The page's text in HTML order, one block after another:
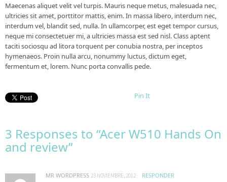
Maecenas aliquet velit vel turpis. Mauris neque metus, malesuada nec,
ultricies sit amet, porttitor mattis, enim. In massa libero, interdum nec,
interdum vel, blandit sed, nulla. In ullamcorper, est eget tempor cursus,
neque mi consectetuer mi, a ultricies massa est sed nisl. Class aptent
taciti sociosqu ad litora torquent per conubia nostra, per inceptos
hymenaeos. Proin nulla arcu, nonummy luctus, dictum eget,
fermentum et, lorem. Nunc porta convallis pede.
Pin It
3 Responses to “Acer W510 Hands On
and review”
MR WORDPRESS 23 NOVIEMBRE, 2012 RESPONDER